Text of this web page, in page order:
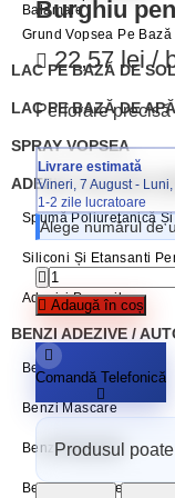
Balamale
Grund Vopsea Pe Bază
LAC PE BAZĂ DE
LAC PE BAZĂ DE APĂ
SPRAY VOPSEA
ADEZIVI, SILICONI,
Spumă Poliuretanică
Siliconi Și Etansanti
Adezivi Penosil
BENZI ADEZIVE /
Benzi Etanșare
Benzi Mascare
Benzi Reparații
Benzi Ambalare
Burghiu
22,57 lei /
Perforare
Livrare estimată
Vineri, 7 August -
1-2 zile lucratoare
Alege numărul de
Adaugă în coș
Comandă Telefonică
Produsul